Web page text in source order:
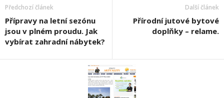
Předchozí článek
Přípravy na letní sezónu
jsou v plném proudu. Jak
vybírat zahradní nábytek?
Další článek
Přírodní jutové bytové
doplňky – relame.